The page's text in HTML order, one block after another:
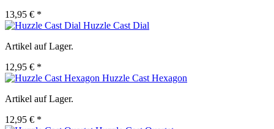
13,95 € *
Huzzle Cast Dial
Artikel auf Lager.
12,95 € *
Huzzle Cast Hexagon
Artikel auf Lager.
12,95 € *